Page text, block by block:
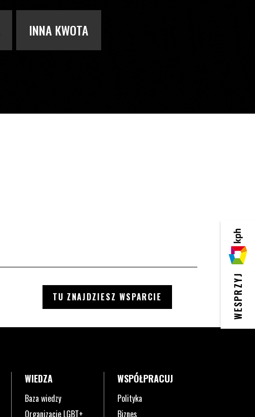
WESPRZYJ
KPH
INNA KWOTA
TU ZNAJDZIESZ WSPARCIE
WIEDZA
Baza wiedzy
Organizacje LGBT+
WSPÓŁPRACUJ
Polityka
Biznes